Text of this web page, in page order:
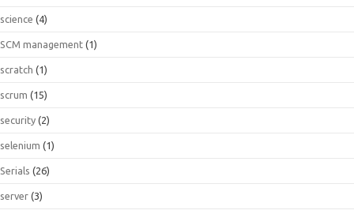
science (4)
SCM management (1)
scratch (1)
scrum (15)
security (2)
selenium (1)
Serials (26)
server (3)